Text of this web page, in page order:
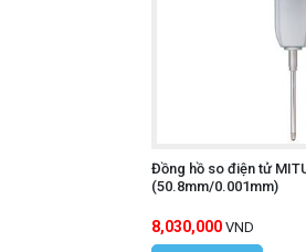
Đồng hồ so điện tử
(50.8mm/0.001mm)
8,030,000 VND